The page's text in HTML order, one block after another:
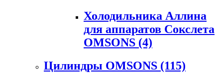
Холодильника Аллина
для аппаратов Сокслета
OMSONS (4)
Цилиндры OMSONS (115)